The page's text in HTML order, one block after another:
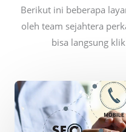
Berikut ini beberapa
oleh team sejahtera
bisa langsung